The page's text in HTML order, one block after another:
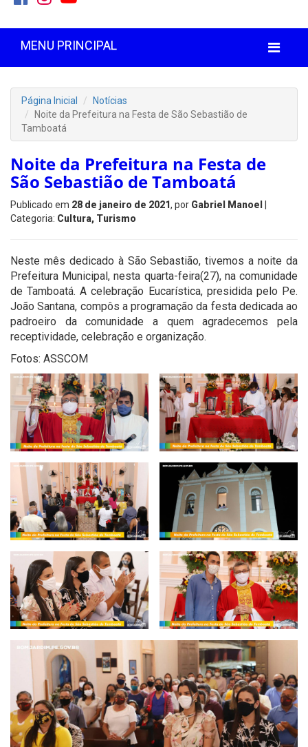
MENU PRINCIPAL
Página Inicial
Notícias
Noite da Prefeitura na Festa de São Sebastião de
Tamboatá
Noite da Prefeitura na Festa de
São Sebastião de Tamboatá
Publicado em 28 de janeiro de 2021, por Gabriel Manoel
Categoria: Cultura, Turismo
Neste mês dedicado à São Sebastião, tivemos a noite da
Prefeitura Municipal, nesta quarta-feira(27), na comunidade
de Tamboatá. A celebração Eucarística, presidida pelo Pe.
João Santana, compôs a programação da festa dedicada ao
padroeiro da comunidade a quem agradecemos pela
receptividade, celebração e organização.
Fotos: ASSCOM